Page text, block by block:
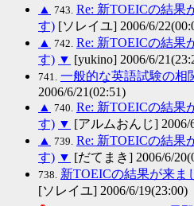
▲ 743. Re: 新TOEICの結果
す) [ソレイユ] 2006/6/
▲ 742. Re: 新TOEICの結果
す) ▼ [yukino] 2006/6/
741. 一般的な英語試験の相
2006/6/21(02:51)
▲ 740. Re: 新TOEICの結果
す) ▼ [アルムおんじ] 2006/
▲ 739. Re: 新TOEICの結果
す) ▼ [だてまき] 2006/6/
738. 新TOEICの結果が来ま
[ソレイユ] 2006/6/19(23:00)